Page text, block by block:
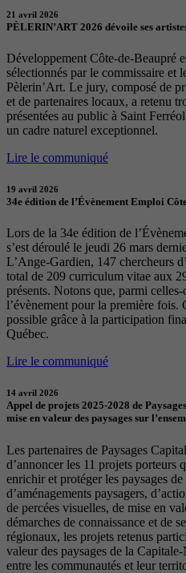
21 avril 2026
PÈLERIN’ART 2026 dévoile ses
Développement Côte-de-Beaupré
sélectionnés par le commissaire et
Pèlerin’Art. Le jury, composé de
et de partenaires locaux, a retenu
présentées au public à Saint
un cadre naturel exceptionnel.
Lire le communiqué
19 avril 2026
34e édition de l’Évènement Emploi
Lors de la 34e édition de
s’est déroulé le jeudi 26 mars
L’Ange-Gardien, 147 chercheurs
total de 209 curriculum vitae aux
présents. Notons que, parmi
l’évènement pour la première fois.
possible grâce à la participation
Québec.
Lire le communiqué
14 avril 2026
Appel de projets 2025-2028 de
mise en valeur des paysages sur
Les partenaires de Paysages
d’annoncer les 11 projets porteurs
enrichir et protéger les paysages
d’aménagements paysagers,
de percées visuelles, de mise en
démarches de connaissance et de
régionaux, les projets retenus
valeur des paysages de la
entre les communautés et leur